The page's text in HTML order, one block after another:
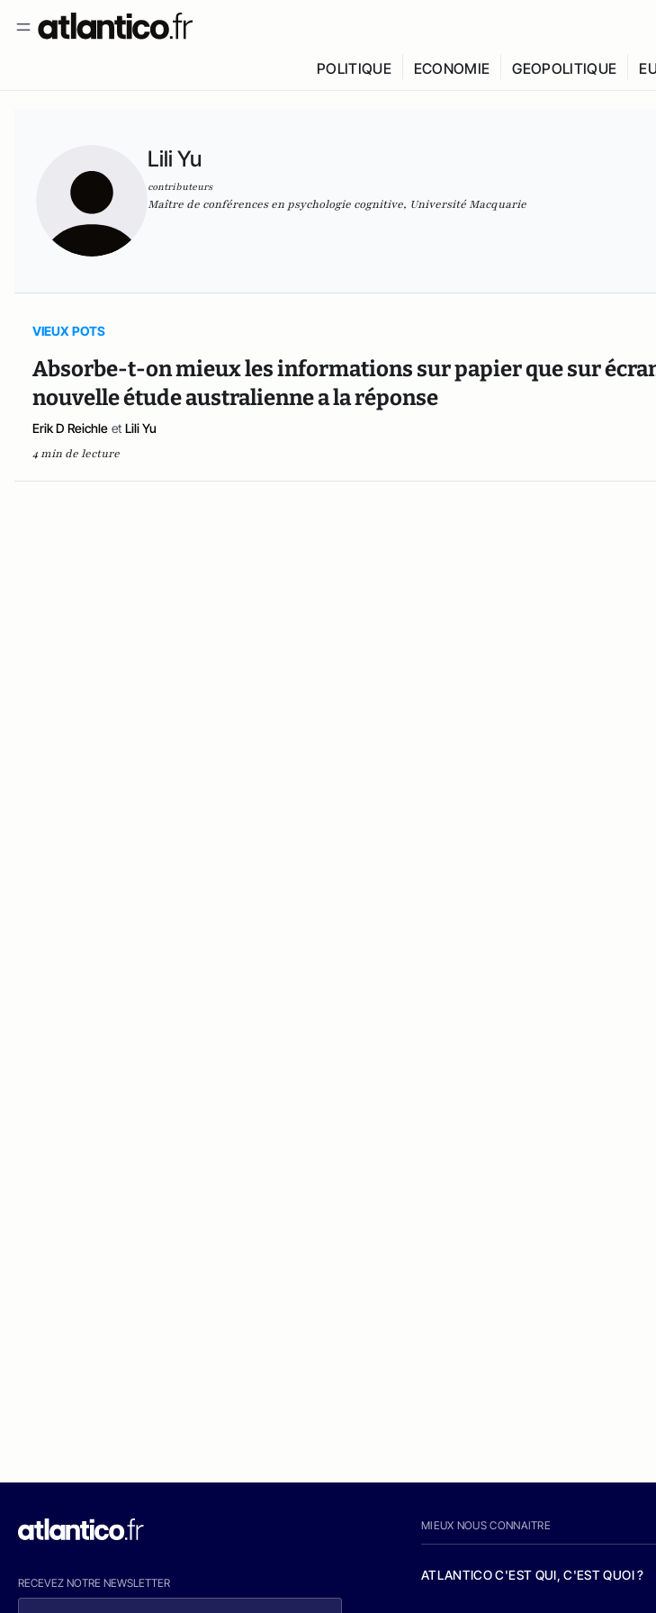
POLITIQUE ECONOMIE GEOPOLITIQUE
Lili Yu
contributeurs
Maître de conférences en psychologie cognitive, Université Macquarie
VIEUX POTS
Absorbe-t-on mieux les informations sur papier que sur
nouvelle étude australienne a la réponse
Erik D Reichle et Lili Yu
4 min de lecture
RECEVEZ NOTRE NEWSLETTER
MIEUX NOUS CONNAITRE
ATLANTICO C'EST QUI, C'EST QUOI ?